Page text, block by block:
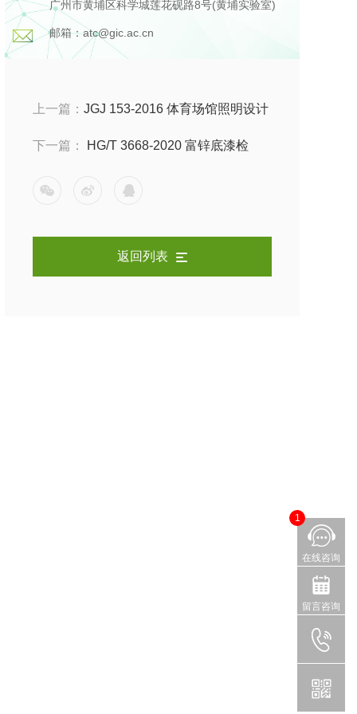
广州市黄埔区科学城莲花砚路8号(黄埔实验室)
邮箱：atc@gic.ac.cn
上一篇： JGJ 153-2016 体育场馆照明设计
检测，检测项目以及参考标准有哪些
下一篇： HG/T 3668-2020 富锌底漆检
测，检测项目以及参考标准有哪些
返回列表
在线咨询
1
留言咨询